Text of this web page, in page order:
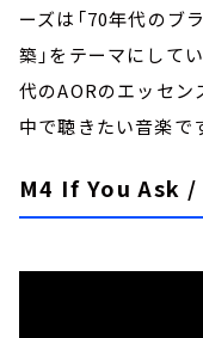
ーズは「70年代のブ
築」をテーマにして
代のAORのエッセン
中で聴きたい音楽で
M4 If You Ask /